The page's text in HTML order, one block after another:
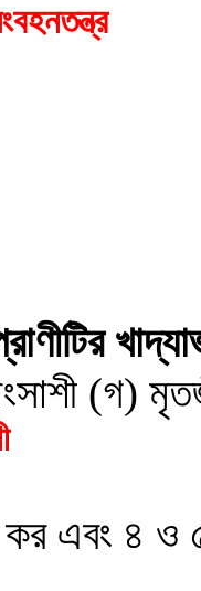
(গ)
কর এবং ৪